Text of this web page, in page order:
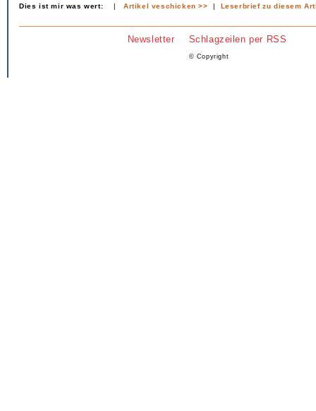
Dies ist mir was wert: |Artikel veschicken >> | Leserbrief zu diesem
Newsletter Schlagzeilen per RSS
© Copyright